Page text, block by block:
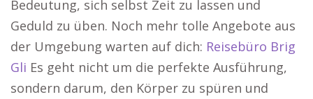
Bedeutung, sich selbst Zeit zu lassen und
Geduld zu üben. Noch mehr tolle Angebote aus
der Umgebung warten auf dich: Reisebüro Brig
Gli Es geht nicht um die perfekte Ausführung,
sondern darum, den Körper zu spüren und